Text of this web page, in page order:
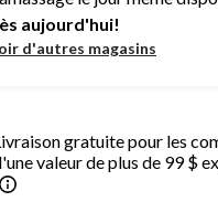
aujourd'hui!
d'autres magasins
gratuite pour les
valeur de plus de 99 $